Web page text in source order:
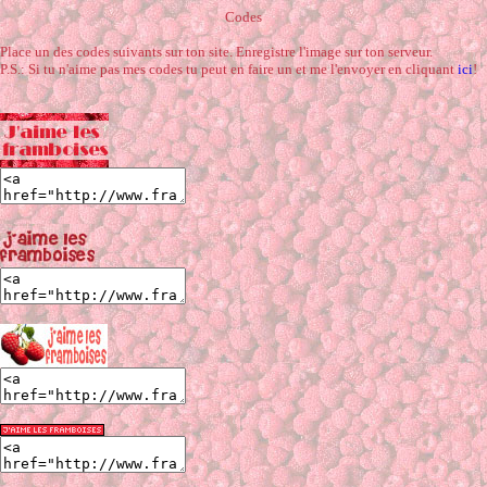
Codes
Place un des codes suivants sur ton site. Enregistre l'image sur ton serveur.
P.S.: Si tu n'aime pas mes codes tu peut en faire un et me l'envoyer en cliquantici!